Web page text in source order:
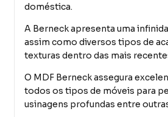
doméstica.
A Berneck apresenta uma
assim como diversos tipos de
texturas dentro das mais
O MDF Berneck assegura
todos os tipos de móveis para
usinagens profundas entre